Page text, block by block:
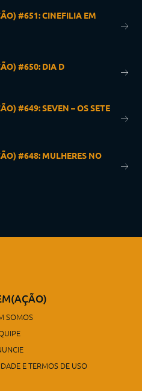
#651: CINEFILIA EM
#650: DIA D
#649: SEVEN – OS SETE
#648: MULHERES NO
SOMOS
E TERMOS DE USO